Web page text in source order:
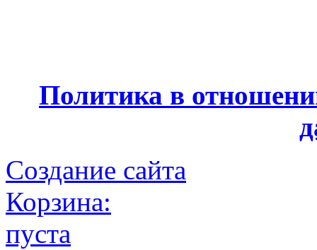
Политика в
Создание сайта
Корзина:
пуста